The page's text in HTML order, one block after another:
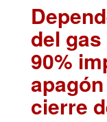
del gas
90%
cierre